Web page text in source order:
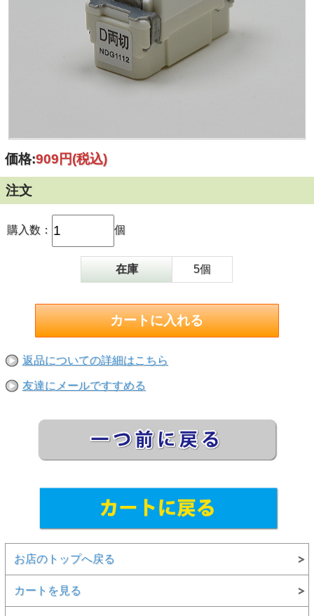
価格:909円(税込)
注文
購入数： 個
在庫 5個
返品についての詳細はこちら
友達にメールですすめる
お店のトップへ戻る
カートを見る